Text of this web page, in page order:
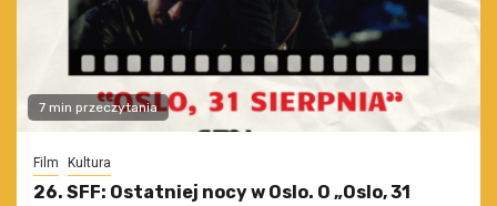
7 min przeczytania
Film Kultura
26. SFF: Ostatniej nocy w Oslo. O „Oslo, 31